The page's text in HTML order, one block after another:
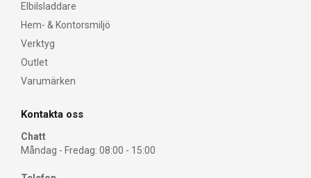
Elbilsladdare
Hem- & Kontorsmiljö
Verktyg
Outlet
Varumärken
Kontakta oss
Chatt
Måndag - Fredag: 08:00 - 15:00